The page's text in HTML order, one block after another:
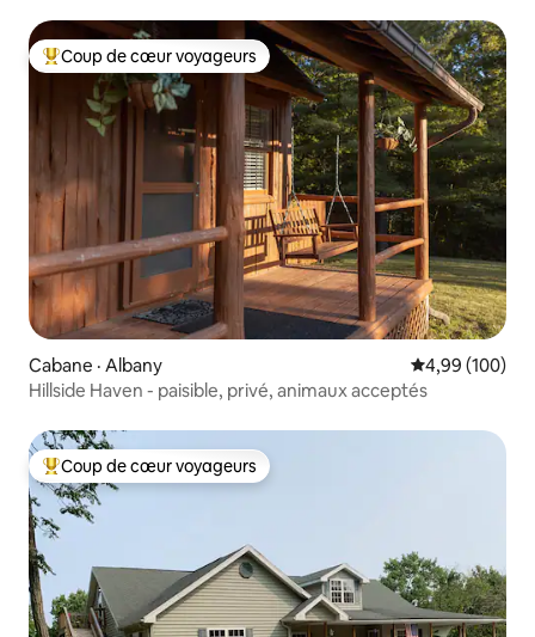
Coup de cœur voyageurs parmi les plus aimés
Coup de cœur voyageurs
Cabane · Albany Note
4,99 (100)
Hillside Haven - paisible, privé, animaux acceptés
Coup de cœur voyageurs parmi les plus aimés
Coup de cœur voyageurs